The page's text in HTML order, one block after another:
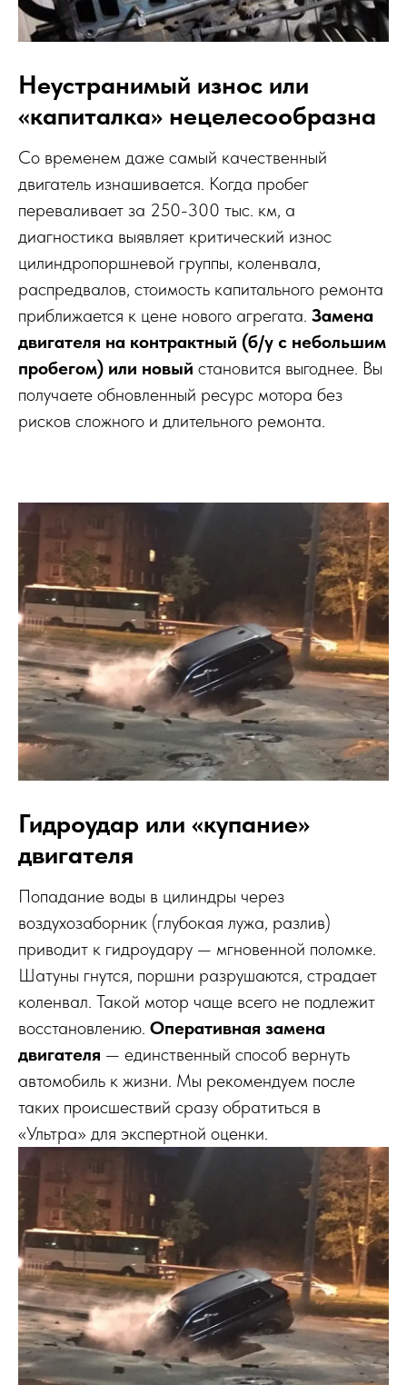
Неустранимый износ или
«капиталка» нецелесообразна
Со временем даже самый качественный
двигатель изнашивается. Когда пробег
переваливает за 250-300 тыс. км, а
диагностика выявляет критический износ
цилиндропоршневой группы, коленвала,
распредвалов, стоимость капитального ремонта
приближается к цене нового агрегата. Замена
двигателя на контрактный (б/у с небольшим
пробегом) или новый становится выгоднее. Вы
получаете обновленный ресурс мотора без
рисков сложного и длительного ремонта.
Гидроудар или «купание»
двигателя
Попадание воды в цилиндры через
воздухозаборник (глубокая лужа, разлив)
приводит к гидроудару — мгновенной поломке.
Шатуны гнутся, поршни разрушаются, страдает
коленвал. Такой мотор чаще всего не подлежит
восстановлению. Оперативная замена
двигателя — единственный способ вернуть
автомобиль к жизни. Мы рекомендуем после
таких происшествий сразу обратиться в
«Ультра» для экспертной оценки.